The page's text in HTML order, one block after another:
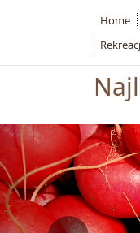
Home